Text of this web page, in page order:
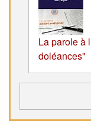
La parole à
doléances"